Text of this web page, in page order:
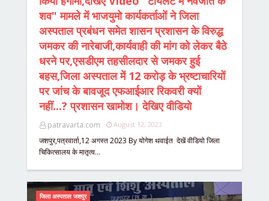
शव" मामले में भाजयुमो कार्यकर्ताओं ने जिला
अस्पताल प्रबंधन समेत शासन प्रशासन के विरुद्ध
जमकर की नारेबाजी,कार्यवाही की मांग को लेकर बैठे
धरने पर,एसडीएम तहसीलदार से जमकर हुई
बहस,जिला अस्पताल में 12 करोड़ के भ्रष्टाचारियों
पर जांच के बावजूद एफआईआर रिकवरी क्यों
नहीं...? प्रशासन खामोश। देखिए वीडियो
patravarta.com August 12, 2023
जशपुर,पत्रवार्ता,12 अगस्त 2023 By योगेश थवाईत देखें वीडियो जिला
चिकित्सालय के मातृत्व…
जिला अस्पताल जशपुर